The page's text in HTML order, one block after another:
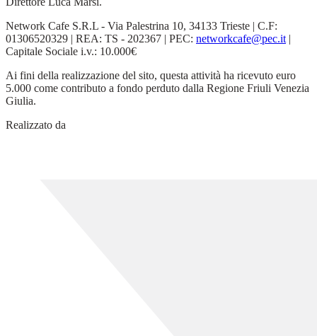
Network Cafe S.R.L - Via Palestrina 10, 34133 Trieste | C.F:
01306520329 | REA: TS - 202367 | PEC: networkcafe@pec.it |
Capitale Sociale i.v.: 10.000€
Ai fini della realizzazione del sito, questa attività ha ricevuto euro
5.000 come contributo a fondo perduto dalla Regione Friuli Venezia
Giulia.
Realizzato da